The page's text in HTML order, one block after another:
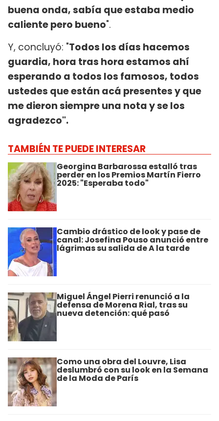
buena onda, sabía que estaba medio
caliente pero bueno".
Y, concluyó: "Todos los días hacemos
guardia, hora tras hora estamos ahí
esperando a todos los famosos, todos
ustedes que están acá presentes y que
me dieron siempre una nota y se los
agradezco".
TAMBIÉN TE PUEDE INTERESAR
Georgina Barbarossa estalló tras
perder en los Premios Martín Fierro
2025: "Esperaba todo"
Cambio drástico de look y pase de
canal: Josefina Pouso anunció entre
lágrimas su salida de A la tarde
Miguel Ángel Pierri renunció a la
defensa de Morena Rial, tras su
nueva detención: qué pasó
Como una obra del Louvre, Lisa
deslumbró con su look en la Semana
de la Moda de París